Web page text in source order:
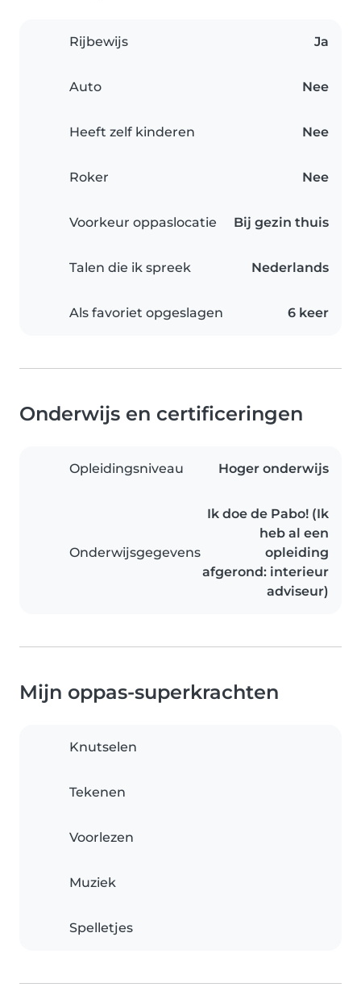
Rijbewijs Ja
Auto Nee
Heeft zelf kinderen Nee
Roker Nee
Voorkeur oppaslocatie Bij gezin thuis
Talen die ik spreek Nederlands
Als favoriet opgeslagen 6 keer
Onderwijs en certificeringen
Opleidingsniveau Hoger onderwijs
Onderwijsgegevens
Ik doe de Pabo! (Ik
heb al een
opleiding
afgerond: interieur
adviseur)
Mijn oppas-superkrachten
Knutselen
Tekenen
Voorlezen
Muziek
Spelletjes